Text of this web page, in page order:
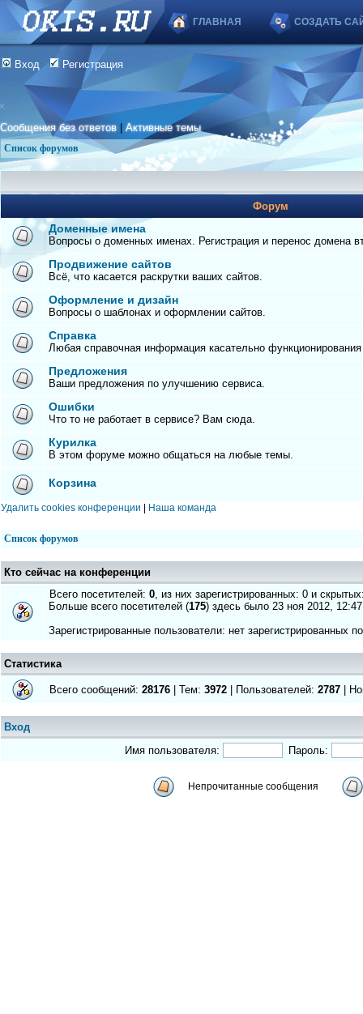
ГЛАВНАЯ СОЗДАТЬ
Вход Регистрация
Сообщения без ответов |Активные темы
Список форумов
Форум
Доменные имена
Вопросы о доменных именах. Регистрация и перенос домена
Продвижение сайтов
Всё, что касается раскрутки ваших сайтов.
Оформление и дизайн
Вопросы о шаблонах и оформлении сайтов.
Справка
Любая справочная информация касательно
Предложения
Ваши предложения по улучшению сервиса.
Ошибки
Что то не работает в сервисе? Вам сюда.
Курилка
В этом форуме можно общаться на любые темы.
Корзина
Удалить cookies конференции Наша команда
Список форумов
Кто сейчас на конференции
Всего посетителей: 0, из них зарегистрированных: 0 и
Больше всего посетителей (175) здесь было 23 ноя 2012, 12:47
Зарегистрированные пользователи: нет зарегистрированных
Статистика
Всего сообщений: 28176 | Тем: 3972 | Пользователей: 2787 |
Вход
Имя пользователя:
Пароль:
Непрочитанные сообщения